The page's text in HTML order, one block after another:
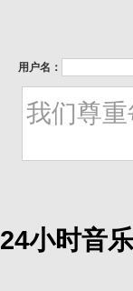
用户名：
24小时音